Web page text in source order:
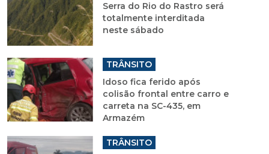
Serra do Rio do Rastro será
totalmente interditada
neste sábado
TRÂNSITO
Idoso fica ferido após
colisão frontal entre carro e
carreta na SC-435, em
Armazém
TRÂNSITO